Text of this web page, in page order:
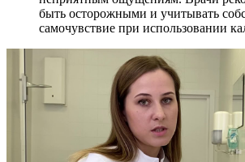
быть осторожными и учитывать
самочувствие при использовании